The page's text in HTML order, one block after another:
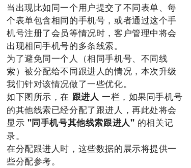
当出现比如同一个用户提交了不同表单、每
个表单包含相同的手机号，或者通过这个手
机号注册了会员等情况时，客户管理中将会
出现相同手机号的多条线索。
为了避免同一个人（相同手机号、不同线
索）被分配给不同跟进人的情况， 本次升级
我们针对该情况做了一些优化。
如下图所示，在 跟进人 一栏，如果同手机号
的其他线索已经分配了跟进人，再此处将会
显示 "同手机号其他线索跟进人" 的相关记
录。
在分配跟进人时，这些数据的展示将提供一
些分配参考。